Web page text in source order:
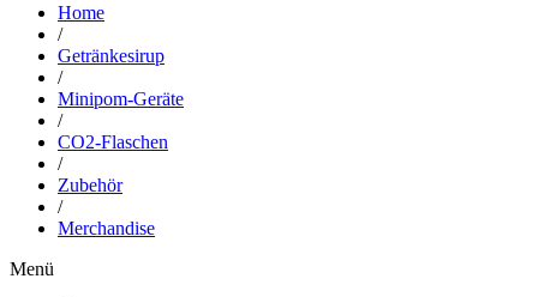
Home
/
Getränkesirup
/
Minipom-Geräte
/
CO2-Flaschen
/
Zubehör
/
Merchandise
Menü